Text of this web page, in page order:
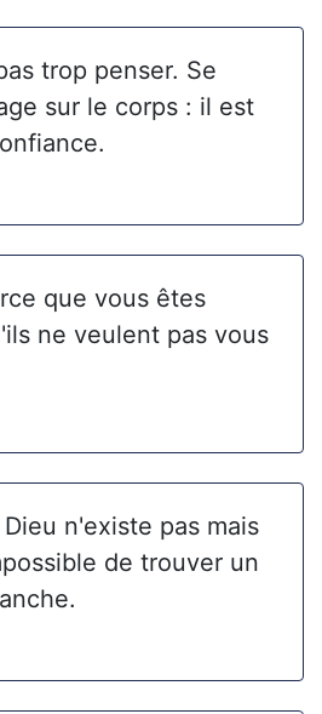
trop penser. Se
sur le corps : il est
que vous êtes
ne veulent pas vous
n'existe pas mais
de trouver un